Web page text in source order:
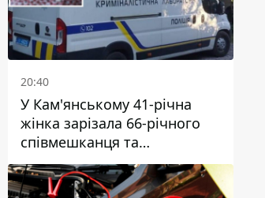
20:40
У Кам'янському 41-річна
жінка зарізала 66-річного
співмешканця та
намагалась обманути
поліцейських